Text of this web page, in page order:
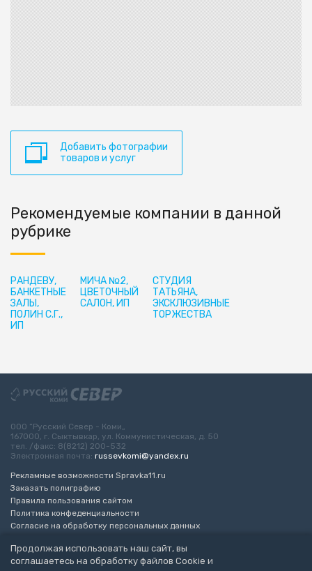
Добавить фотографии
товаров и услуг
Рекомендуемые компании в данной
рубрике
РАНДЕВУ,
БАНКЕТНЫЕ
ЗАЛЫ,
ПОЛИН С.Г.,
ИП
МИЧА №2,
ЦВЕТОЧНЫЙ
САЛОН, ИП
СТУДИЯ
ТАТЬЯНА,
ЭКСКЛЮЗИВНЫЕ
ТОРЖЕСТВА
Продолжая использовать наш сайт, вы
соглашаетесь на обработку файлов Cookie и
ООО “Русский Север - Коми„
167000, г. Сыктывкар, ул. Коммунистическая, д. 50
тел. /факс: 8(8212) 200-532
Электронная почта: russevkomi@yandex.ru
Рекламные возможности Spravka11.ru
Заказать полиграфию
Правила пользования сайтом
Политика конфеденциальности
Согласие на обработку персональных данных
Разработка сайта“ЭкспертБизнесГрупп”